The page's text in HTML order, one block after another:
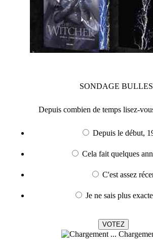
SONDAGE BULLES
Depuis combien de temps lisez-
Depuis le début,
Cela fait quelques
C'est assez
Je ne sais plus